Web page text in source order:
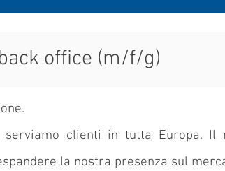
office (m/f/g)
clienti in tutta Europa. Il
la nostra presenza sul